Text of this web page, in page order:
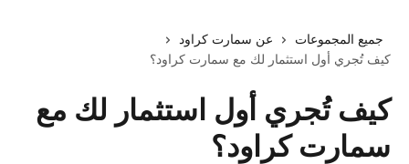
جميع المجموعات
عن سمارت كراود
كيف تُجري أول استثمار لك مع سمارت كراود؟
كيف تُجري أول استثمار لك مع
سمارت كراود؟